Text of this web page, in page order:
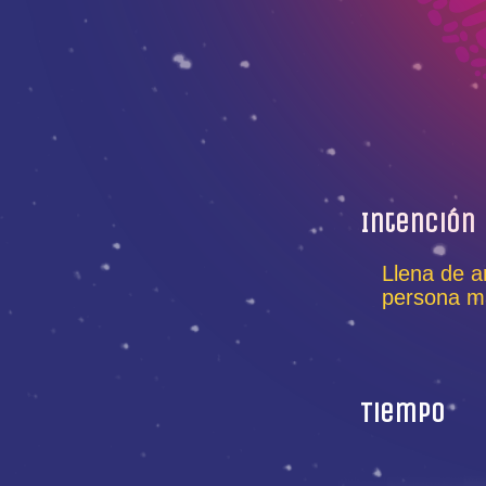
Intención
Llena de
persona
Tiempo